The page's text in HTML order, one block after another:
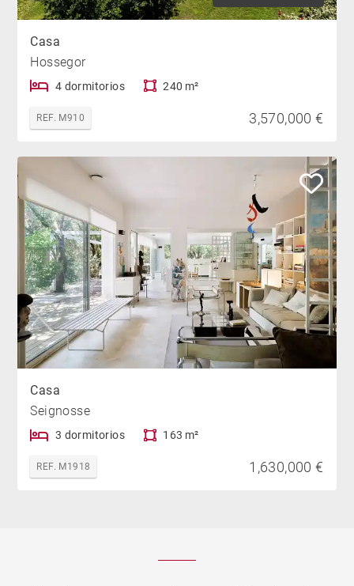
Casa
Hossegor
4 dormitorios 240 m²
REF. M910 3,570,000 €
Casa
Seignosse
3 dormitorios 163 m²
REF. M1918 1,630,000 €